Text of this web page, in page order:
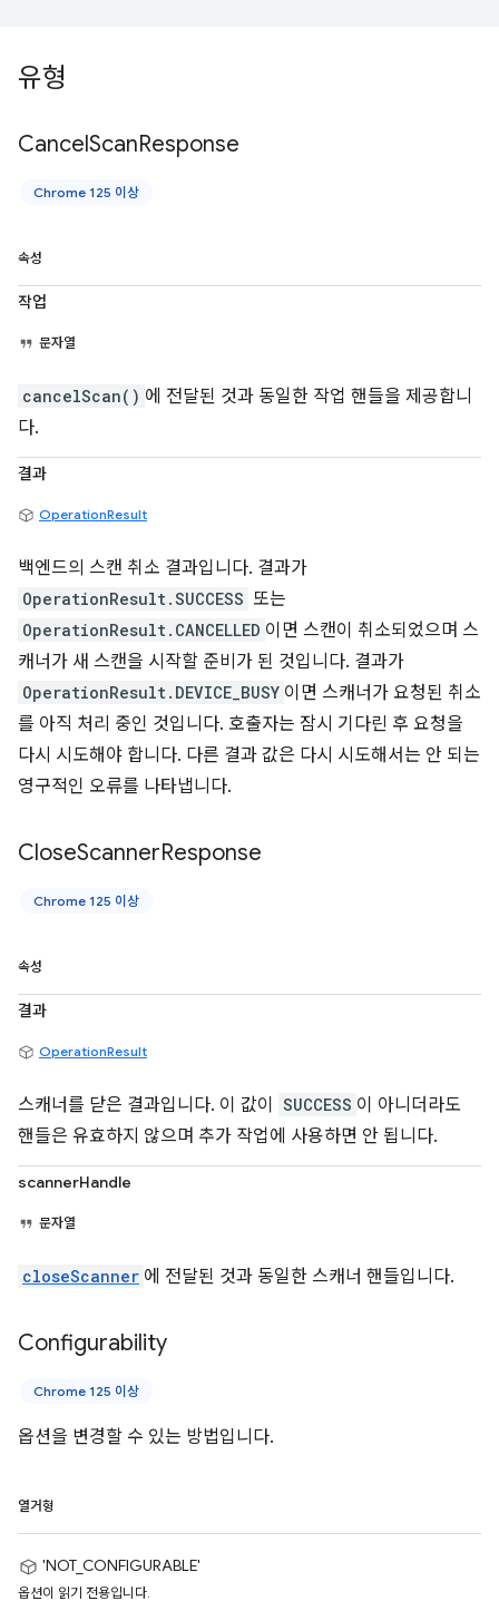
유형
CancelScanResponse
Chrome 125 이상
속성
작업
문자열
cancelScan() 에 전달된 것과 동일한 작업 핸들을 제공합니
다.
결과
OperationResult
백엔드의 스캔 취소 결과입니다. 결과가
OperationResult.SUCCESS 또는
OperationResult.CANCELLED 이면 스캔이 취소되었으며 스
캐너가 새 스캔을 시작할 준비가 된 것입니다. 결과가
OperationResult.DEVICE_BUSY 이면 스캐너가 요청된 취소
를 아직 처리 중인 것입니다. 호출자는 잠시 기다린 후 요청을
다시 시도해야 합니다. 다른 결과 값은 다시 시도해서는 안 되는
영구적인 오류를 나타냅니다.
CloseScannerResponse
Chrome 125 이상
속성
결과
OperationResult
스캐너를 닫은 결과입니다. 이 값이 SUCCESS 이 아니더라도
핸들은 유효하지 않으며 추가 작업에 사용하면 안 됩니다.
scannerHandle
문자열
closeScanner 에 전달된 것과 동일한 스캐너 핸들입니다.
Configurability
Chrome 125 이상
옵션을 변경할 수 있는 방법입니다.
열거형
'NOT_CONFIGURABLE'
옵션이 읽기 전용입니다.